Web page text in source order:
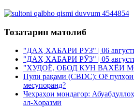
Тозатарин матолиб
"ДАҲ ХАБАРИ РӮЗ" | 06
"ДАҲ ХАБАРИ РӮЗ" | 05
"ХУДОЁ, ОБОД КУН ВАХЁИ
Пули рақамӣ (CBDC): Оё пулҳои
месупоранд?
Чеҳраҳои мондагор:
ал-Хоразмӣ